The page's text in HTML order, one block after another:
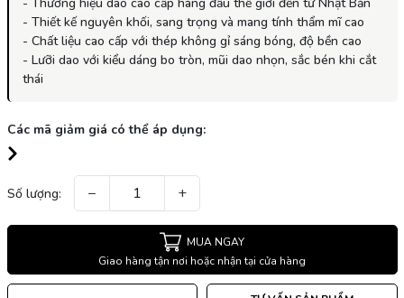
- Thiết kế nguyên khối, sang trọng và mang tính thẩm mĩ cao
- Chất liệu cao cấp với thép không gỉ sáng bóng, độ bền cao
- Lưỡi dao với kiểu dáng bo tròn, mũi dao nhọn, sắc bén khi cắt
thái
Các mã giảm giá có thể áp dụng:
Số lượng: − +
MUA NGAY
Giao hàng tận nơi hoặc nhận tại cửa hàng